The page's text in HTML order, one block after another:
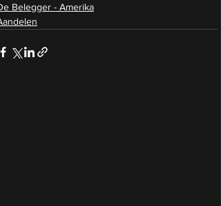
Belegger - Amerika